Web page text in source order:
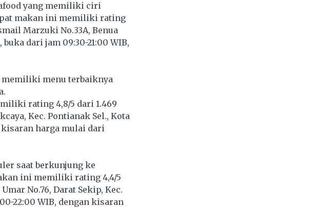
yang memiliki ciri
makan ini memiliki rating
Marzuki No.33A, Benua
dari jam 09:30-21:00 WIB,
menu terbaiknya
rating 4,8/5 dari 1.469
Kec. Pontianak Sel., Kota
kisaran harga mulai dari
saat berkunjung ke
ini memiliki rating 4,4/5
No.76, Darat Sekip, Kec.
22:00 WIB, dengan kisaran